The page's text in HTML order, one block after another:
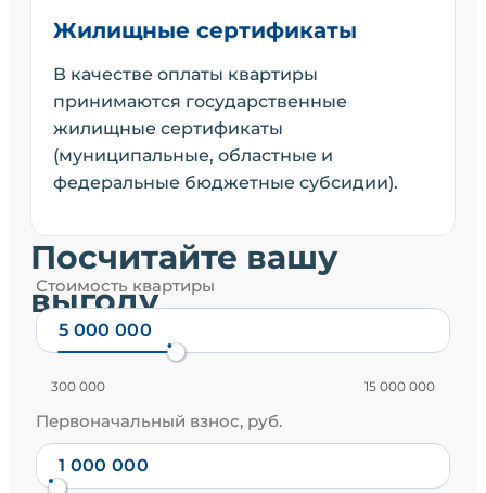
Жилищные сертификаты
В качестве оплаты квартиры
принимаются государственные
жилищные сертификаты
(муниципальные, областные и
федеральные бюджетные субсидии).
Посчитайте вашу
выгоду
Стоимость квартиры
300 000 15 000 000
Первоначальный взнос, руб.